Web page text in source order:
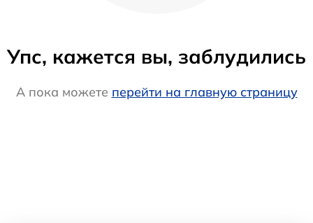
Упс, кажется вы, заблудились
А пока можете перейти на главную страницу